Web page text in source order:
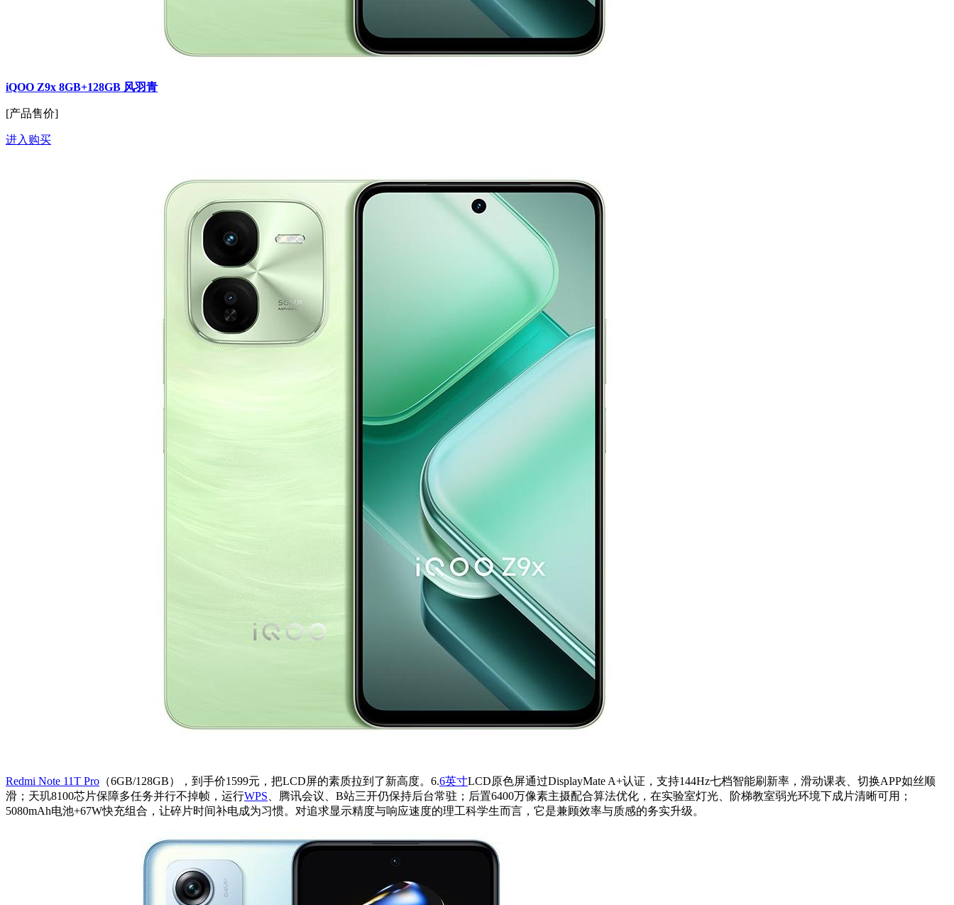
iQOO Z9x 8GB+128GB 风羽青
[产品售价]
进入购买
Redmi Note 11T Pro （6GB/128GB），到手价1599元，把LCD屏的素质拉到了新高度。6.6英寸LCD原色屏通过DisplayMate A+认证，支持144Hz七档智能刷新率，滑动课表、切换APP如丝顺
滑；天玑8100芯片保障多任务并行不掉帧，运行WPS 、腾讯会议、B站三开仍保持后台常驻；后置6400万像素主摄配合算法优化，在实验室灯光、阶梯教室弱光环境下成片清晰可用；
5080mAh电池+67W快充组合，让碎片时间补电成为习惯。对追求显示精度与响应速度的理工科学生而言，它是兼顾效率与质感的务实升级。